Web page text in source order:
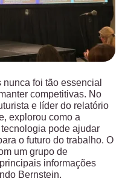
foi tão essencial
competitivas. No
e líder do relatório
explorou como a
pode ajudar
o futuro do trabalho. O
um grupo de
informações
Bernstein.